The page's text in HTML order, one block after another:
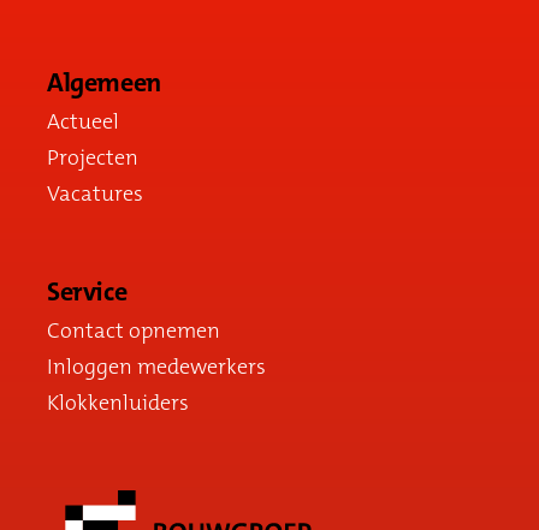
Algemeen
Actueel
Projecten
Vacatures
Service
Contact opnemen
Inloggen medewerkers
Klokkenluiders